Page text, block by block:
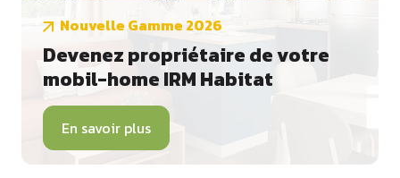
Nouvelle Gamme 2026
Devenez propriétaire de votre
mobil-home IRM Habitat
En savoir plus